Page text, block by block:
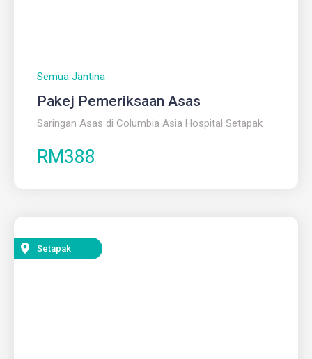
Semua Jantina
Pakej Pemeriksaan Asas
Saringan Asas di Columbia Asia Hospital Setapak
RM388
Setapak